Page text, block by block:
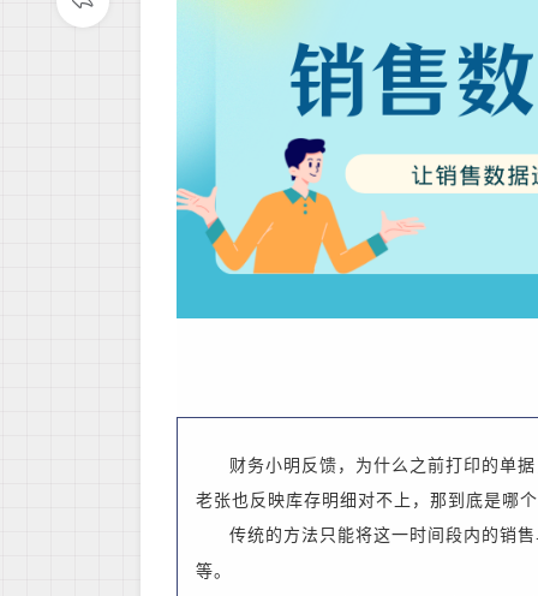
财务小明反馈，为什么之前打印的单
老张也反映库存明细对不上，那到底是哪
传统的方法只能将这一时间段内的销
等。